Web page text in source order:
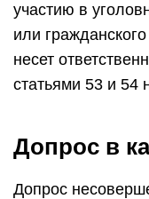
участию в
или
несет
статьями 53 и 54
Допрос в
Допрос